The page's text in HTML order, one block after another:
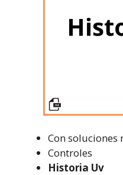
Con soluciones
Controles
Historia Uv